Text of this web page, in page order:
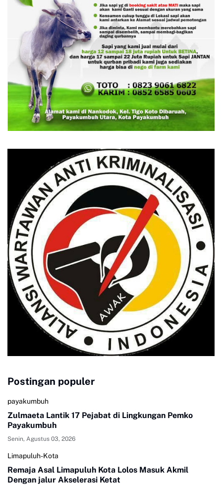
Postingan populer
payakumbuh
Zulmaeta Lantik 17 Pejabat di Lingkungan Pemko
Payakumbuh
Senin, Agustus 03, 2026
Limapuluh-Kota
Remaja Asal Limapuluh Kota Lolos Masuk Akmil
Dengan jalur Akselerasi Ketat